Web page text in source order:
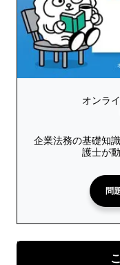
オンラ
企業法務の基礎知
護士が
問